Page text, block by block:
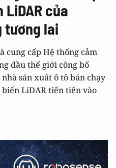
của
tương lai
cung cấp Hệ thống cảm
đầu thế giới công bố
sản xuất ô tô bán chạy
LiDAR tiến tiến vào